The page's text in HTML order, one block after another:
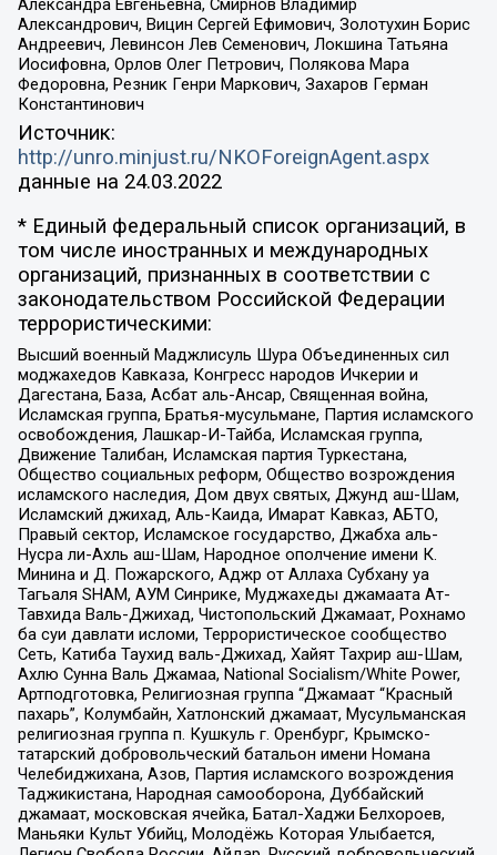
Александра Евгеньевна, Смирнов Владимир
Александрович, Вицин Сергей Ефимович, Золотухин Борис
Андреевич, Левинсон Лев Семенович, Локшина Татьяна
Иосифовна, Орлов Олег Петрович, Полякова Мара
Федоровна, Резник Генри Маркович, Захаров Герман
Константинович
Источник:
http://unro.minjust.ru/NKOForeignAgent.aspx
данные на 24.03.2022
* Единый федеральный список организаций, в
том числе иностранных и международных
организаций, признанных в соответствии с
законодательством Российской Федерации
террористическими:
Высший военный Маджлисуль Шура Объединенных сил
моджахедов Кавказа, Конгресс народов Ичкерии и
Дагестана, База, Асбат аль-Ансар, Священная война,
Исламская группа, Братья-мусульмане, Партия исламского
освобождения, Лашкар-И-Тайба, Исламская группа,
Движение Талибан, Исламская партия Туркестана,
Общество социальных реформ, Общество возрождения
исламского наследия, Дом двух святых, Джунд аш-Шам,
Исламский джихад, Аль-Каида, Имарат Кавказ, АБТО,
Правый сектор, Исламское государство, Джабха аль-
Нусра ли-Ахль аш-Шам, Народное ополчение имени К.
Минина и Д. Пожарского, Аджр от Аллаха Субхану уа
Тагьаля SHAM, АУМ Синрике, Муджахеды джамаата Ат-
Тавхида Валь-Джихад, Чистопольский Джамаат, Рохнамо
ба суи давлати исломи, Террористическое сообщество
Сеть, Катиба Таухид валь-Джихад, Хайят Тахрир аш-Шам,
Ахлю Сунна Валь Джамаа, National Socialism/White Power,
Артподготовка, Религиозная группа “Джамаат “Красный
пахарь”, Колумбайн, Хатлонский джамаат, Мусульманская
религиозная группа п. Кушкуль г. Оренбург, Крымско-
татарский добровольческий батальон имени Номана
Челебиджихана, Азов, Партия исламского возрождения
Таджикистана, Народная самооборона, Дуббайский
джамаат, московская ячейка, Батал-Хаджи Белхороев,
Маньяки Культ Убийц, Молодёжь Которая Улыбается,